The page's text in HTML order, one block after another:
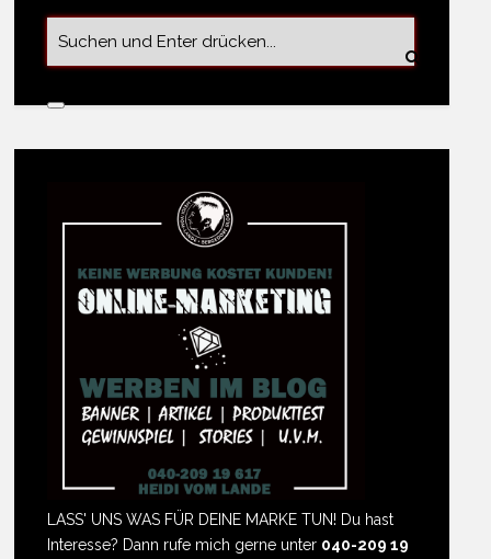
LASS' UNS WAS FÜR DEINE MARKE TUN! Du hast
Interesse? Dann rufe mich gerne unter 040-209 19